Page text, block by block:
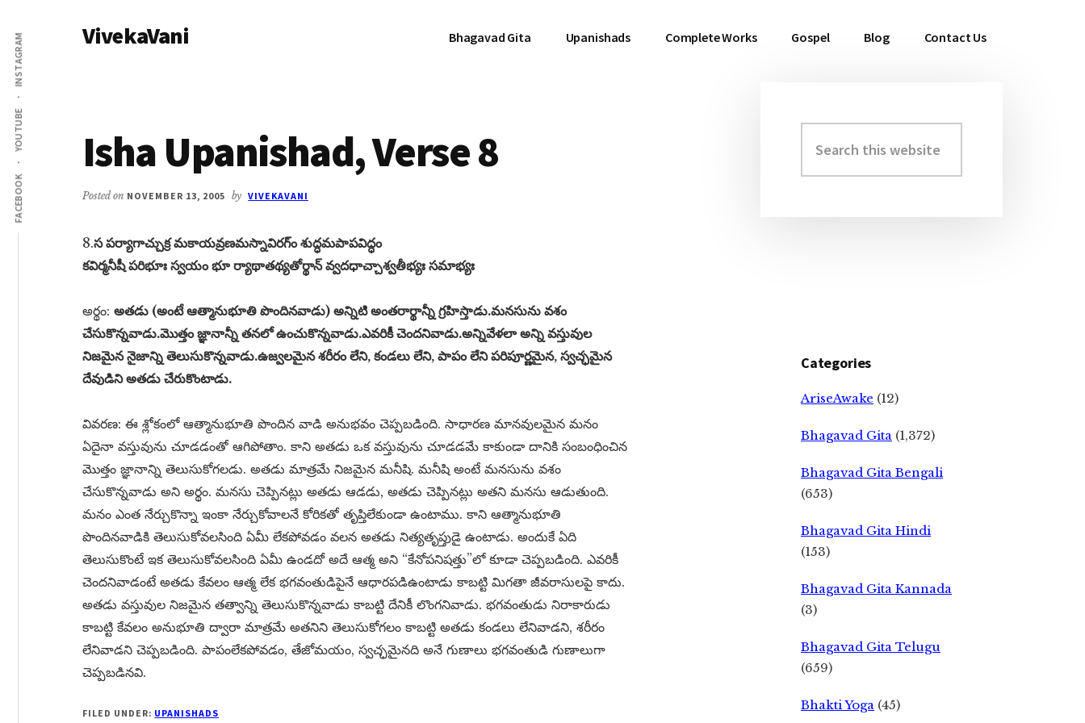
main
content
primary
sidebar
Additional
menu
FACEBOOK
YOUTUBE
INSTAGRAM VivekaVani Bhagavad Gita Upanishads Complete Works Gospel Blog Contact Us
Isha Upanishad, Verse 8
Posted on NOVEMBER 13, 2005 by VIVEKAVANI
8.స పర్యాగాచ్చుక్ర మకాయవ్రణమస్నావిరగ్‌ం శుద్ధమపాపవిద్ధం
కవిర్మనీషీ పరిభూః స్వయం భూ ర్యాథాతథ్యతోర్థాన్ వ్వదధాచ్చాశ్వతీభ్యః సమాభ్యః
అర్థం: అతడు (అంటే ఆత్మానుభూతి పొందినవాడు) అన్నిటి అంతరార్థాన్నీ గ్రహిస్తాడు.మనసును వశం
చేసుకొన్నవాడు.మొత్తం జ్ఞానాన్నీ తనలో ఉంచుకొన్నవాడు.ఎవరికీ చెందనివాడు.అన్నివేళలా అన్ని వస్తువుల
నిజమైన నైజాన్ని తెలుసుకొన్నవాడు.ఉజ్వలమైన శరీరం లేని, కండలు లేని, పాపం లేని పరిపూర్ణమైన, స్వచ్ఛమైన
దేవుడిని అతడు చేరుకొంటాడు.
వివరణ: ఈ శ్లోకంలో ఆత్మానుభూతి పొందిన వాడి అనుభవం చెప్పబడింది. సాధారణ మానవులమైన మనం
ఏదైనా వస్తువును చూడడంతో ఆగిపోతాం. కాని అతడు ఒక వస్తువును చూడడమే కాకుండా దానికి సంబంధించిన
మొత్తం జ్ఞానాన్ని తెలుసుకోగలడు. అతడు మాత్రమే నిజమైన మనీషి. మనీషి అంటే మనసును వశం
చేసుకొన్నవాడు అని అర్థం. మనసు చెప్పినట్లు అతడు ఆడడు, అతడు చెప్పినట్లు అతని మనసు ఆడుతుంది.
మనం ఎంత నేర్చుకొన్నా ఇంకా నేర్చుకోవాలనే కోరికతో తృప్తిలేకుండా ఉంటాము. కాని ఆత్మానుభూతి
పొందినవాడికి తెలుసుకోవలసింది ఏమీ లేకపోవడం వలన అతడు నిత్యతృప్తుడై ఉంటాడు. అందుకే ఏది
తెలుసుకొంటే ఇక తెలుసుకోవలసింది ఏమీ ఉండదో అదే ఆత్మ అని “కేనోపనిషత్తు”లో కూడా చెప్పబడింది. ఎవరికీ
చెందనివాడంటే అతడు కేవలం ఆత్మ లేక భగవంతుడిపైనే ఆధారపడిఉంటాడు కాబట్టి మిగతా జీవరాసులపై కాదు.
అతడు వస్తువుల నిజమైన తత్వాన్ని తెలుసుకొన్నవాడు కాబట్టి దేనికీ లొంగనివాడు. భగవంతుడు నిరాకారుడు
కాబట్టి కేవలం అనుభూతి ద్వారా మాత్రమే అతనిని తెలుసుకోగలం కాబట్టి అతడు కండలు లేనివాడని, శరీరం
లేనివాడని చెప్పబడింది. పాపంలేకపోవడం, తేజోమయం, స్వచ్ఛమైనది అనే గుణాలు భగవంతుడి గుణాలుగా
చెప్పబడినవి.
FILED UNDER: UPANISHADS
Primary
Sidebar
this
website
Categories
AriseAwake (12)
Bhagavad Gita (1,372)
Bhagavad Gita Bengali
(653)
Bhagavad Gita Hindi
(153)
Bhagavad Gita Kannada
(3)
Bhagavad Gita Telugu
(659)
Bhakti Yoga (45)